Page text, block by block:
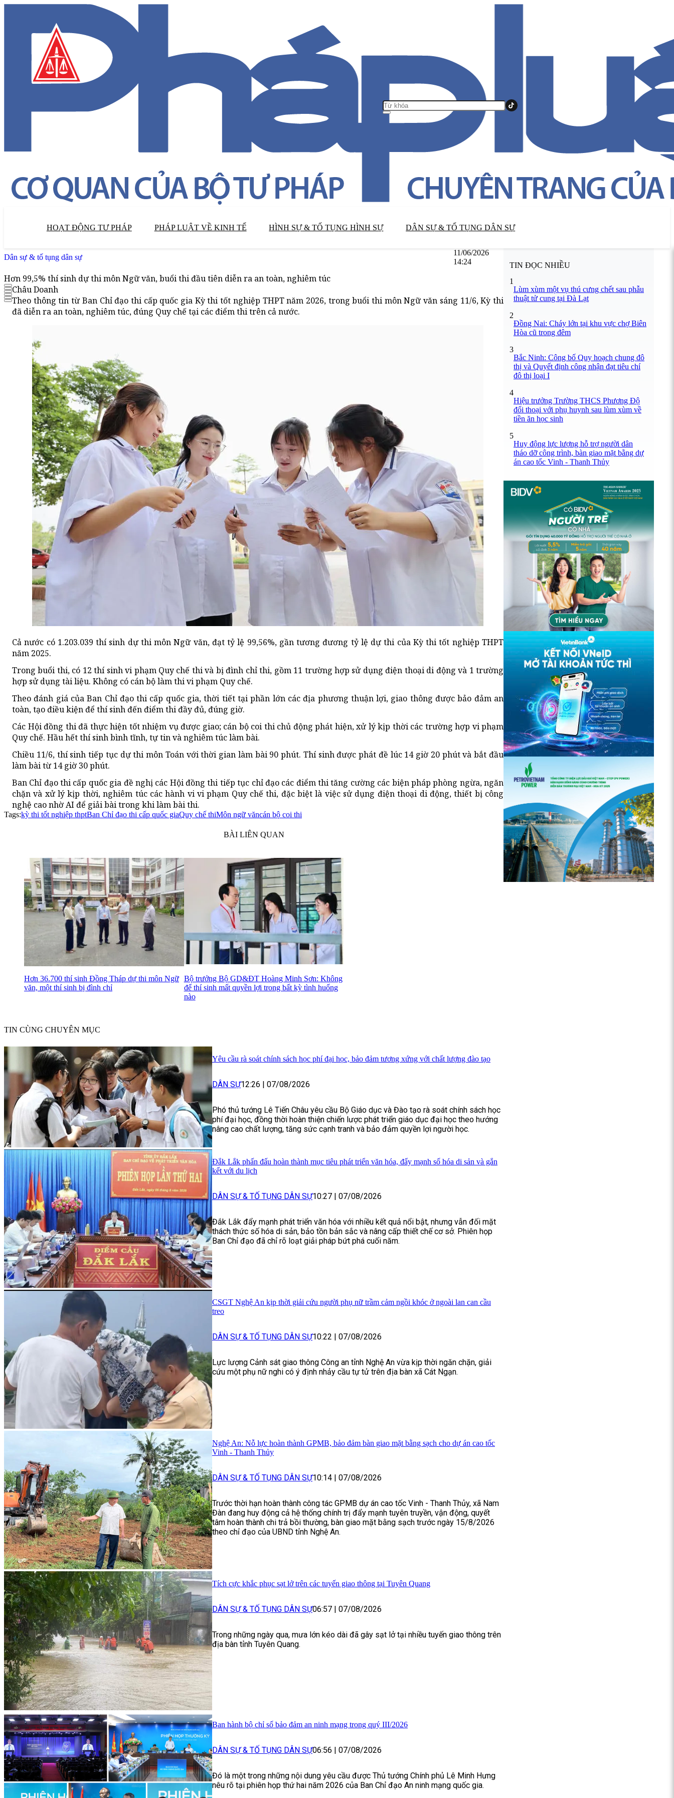
HOẠT ĐỘNG TƯ PHÁP PHÁP LUẬT VỀ KINH TẾ HÌNH SỰ & TỐ TỤNG HÌNH SỰ DÂN SỰ & TỐ TỤNG DÂN SỰ
Dân sự & tố tụng dân sự
11/06/2026
14:24
Hơn 99,5% thí sinh dự thi môn Ngữ văn, buổi thi đầu tiên diễn ra an toàn, nghiêm túc
Châu Doanh
Theo thông tin từ Ban Chỉ đạo thi cấp quốc gia Kỳ thi tốt nghiệp THPT năm 2026, trong buổi thi môn Ngữ văn sáng 11/6, Kỳ thi
đã diễn ra an toàn, nghiêm túc, đúng Quy chế tại các điểm thi trên cả nước.
Cả nước có 1.203.039 thí sinh dự thi môn Ngữ văn, đạt tỷ lệ 99,56%, gần tương đương tỷ lệ dự thi của Kỳ thi tốt nghiệp THPT
năm 2025.
Trong buổi thi, có 12 thí sinh vi phạm Quy chế thi và bị đình chỉ thi, gồm 11 trường hợp sử dụng điện thoại di động và 1 trường
hợp sử dụng tài liệu. Không có cán bộ làm thi vi phạm Quy chế.
Theo đánh giá của Ban Chỉ đạo thi cấp quốc gia, thời tiết tại phần lớn các địa phương thuận lợi, giao thông được bảo đảm an
toàn, tạo điều kiện để thí sinh đến điểm thi đầy đủ, đúng giờ.
Các Hội đồng thi đã thực hiện tốt nhiệm vụ được giao; cán bộ coi thi chủ động phát hiện, xử lý kịp thời các trường hợp vi phạm
Quy chế. Hầu hết thí sinh bình tĩnh, tự tin và nghiêm túc làm bài.
Chiều 11/6, thí sinh tiếp tục dự thi môn Toán với thời gian làm bài 90 phút. Thí sinh được phát đề lúc 14 giờ 20 phút và bắt đầu
làm bài từ 14 giờ 30 phút.
Ban Chỉ đạo thi cấp quốc gia đề nghị các Hội đồng thi tiếp tục chỉ đạo các điểm thi tăng cường các biện pháp phòng ngừa, ngăn
chặn và xử lý kịp thời, nghiêm túc các hành vi vi phạm Quy chế thi, đặc biệt là việc sử dụng điện thoại di động, thiết bị công
nghệ caonhờ AI để giải bài trong khi làm bài thi.
Tags:kỳ thi tốt nghiệp thptBan Chỉ đạo thi cấp quốc giaQuy chế thiMôn ngữ văncán bộ coi thi
BÀI LIÊN QUAN
Hơn 36.700 thí sinh Đồng Tháp dự thi môn Ngữ
văn, một thí sinh bị đình chỉ
Bộ trưởng Bộ GD&ĐT Hoàng Minh Sơn: Không
để thí sinh mất quyền lợi trong bất kỳ tình huống
nào
TIN CÙNG CHUYÊN MỤC
Yêu cầu rà soát chính sách học phí đại học, bảo đảm tương xứng với chất lượng đào tạo
DÂN SỰ12:26 07/08/2026
Phó thủ tướng Lê Tiến Châu yêu cầu Bộ Giáo dục và Đào tạo rà soát chính sách học
phí đại học, đồng thời hoàn thiện chiến lược phát triển giáo dục đại học theo hướng
nâng cao chất lượng, tăng sức cạnh tranh và bảo đảm quyền lợi người học.
Đắk Lắk phấn đấu hoàn thành mục tiêu phát triển văn hóa, đẩy mạnh số hóa di sản và gắn
kết với du lịch
DÂN SỰ & TỐ TỤNG DÂN SỰ10:27 | 07/08/2026
Đắk Lắk đẩy mạnh phát triển văn hóa với nhiều kết quả nổi bật, nhưng vẫn đối mặt
thách thức số hóa di sản, bảo tồn bản sắc và nâng cấp thiết chế cơ sở. Phiên họp
Ban Chỉ đạo đã chỉ rõ loạt giải pháp bứt phá cuối năm.
CSGT Nghệ An kịp thời giải cứu người phụ nữ trầm cảm ngồi khóc ở ngoài lan can cầu
treo
DÂN SỰ & TỐ TỤNG DÂN SỰ10:22 07/08/2026
Lực lượng Cảnh sát giao thông Công an tỉnh Nghệ An vừa kịp thời ngăn chặn, giải
cứu một phụ nữ nghi có ý định nhảy cầu tự tử trên địa bàn xã Cát Ngạn.
Nghệ An: Nỗ lực hoàn thành GPMB, bảo đảm bàn giao mặt bằng sạch cho dự án cao tốc
Vinh - Thanh Thủy
DÂN SỰ & TỐ TỤNG DÂN SỰ10:14 | 07/08/2026
Trước thời hạn hoàn thành công tác GPMB dự án cao tốc Vinh - Thanh Thủy, xã Nam
Đàn đang huy động cả hệ thống chính trị đẩy mạnh tuyên truyền, vận động, quyết
tâm hoàn thành chi trả bồi thường, bàn giao mặt bằng sạch trước ngày 15/8/2026
theo chỉ đạo của UBND tỉnh Nghệ An.
Tích cực khắc phục sạt lở trên các tuyến giao thông tại Tuyên Quang
DÂN SỰ & TỐ TỤNG DÂN SỰ06:57 07/08/2026
Trong những ngày qua, mưa lớn kéo dài đã gây sạt lở tại nhiều tuyến giao thông trên
địa bàn tỉnh Tuyên Quang.
Ban hành bộ chỉ số bảo đảm an ninh mạng trong quý III/2026
DÂN SỰ & TỐ TỤNG DÂN SỰ06:56 | 07/08/2026
Đó là một trong những nội dung yêu cầu được Thủ tướng Chính phủ Lê Minh Hưng
nêu rõ tại phiên họp thứ hai năm 2026 của Ban Chỉ đạo An ninh mạng quốc gia.
TIN ĐỌC NHIỀU
1
Lùm xùm một vụ thú cưng chết sau phẫu
thuật tử cung tại Đà Lạt
2
Đồng Nai: Cháy lớn tại khu vực chợ Biên
Hòa cũ trong đêm
3
Bắc Ninh: Công bố Quy hoạch chung đô
thị và Quyết định công nhận đạt tiêu chí
đô thị loại I
4
Hiệu trưởng Trường THCS Phương Độ
đối thoại với phụ huynh sau lùm xùm về
tiền ăn học sinh
5
Huy động lực lượng hỗ trợ người dân
tháo dỡ công trình, bàn giao mặt bằng dự
án cao tốc Vinh - Thanh Thủy